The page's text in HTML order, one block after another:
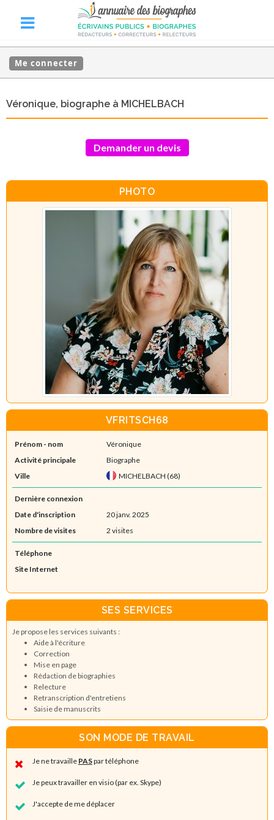
Me connecter
Véronique, biographe à MICHELBACH
Demander un devis
PHOTO
VFRITSCH68
Prénom - nom
Véronique
Activité principale
Biographe
Ville
MICHELBACH (68)
Dernière connexion
Date d'inscription
20 janv. 2025
Nombre de visites
2 visites
Téléphone
Site Internet
SES SERVICES
Je propose les services suivants :
Aide à l'écriture
Correction
Mise en page
Rédaction de biographies
Relecture
Retranscription d'entretiens
Saisie de manuscrits
SON MODE DE TRAVAIL
Je ne travaille PASpar téléphone
Je peux travailler en visio (par ex. Skype)
J'accepte de me déplacer